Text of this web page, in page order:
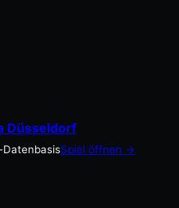
Düsseldorf
DatenbasisSpiel öffnen →